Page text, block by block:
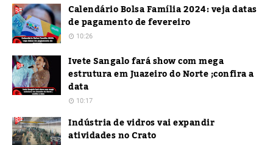
Calendário Bolsa Família 2024: veja datas
de pagamento de fevereiro
10:26
Ivete Sangalo fará show com mega
estrutura em Juazeiro do Norte ;confira a
data
10:17
Indústria de vidros vai expandir
atividades no Crato